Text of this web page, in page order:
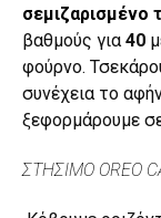
σεμιζαρισμένο
βαθμούς για40
φούρνο.
συνέχεια το
ξεφορμάρουμε
ΣΤΗΣΙΜΟ OREO